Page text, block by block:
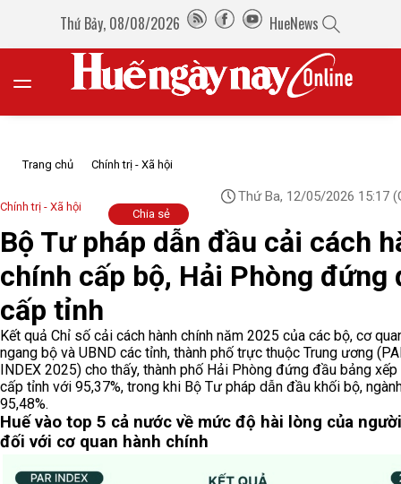
Thứ Bảy, 08/08/2026 HueNews
Trang chủ Chính trị - Xã hội
Chính trị - Xã hội
Thứ Ba, 12/05/2026 15:17
Chia sẻ
Bộ Tư pháp dẫn đầu cải cách
chính cấp bộ, Hải Phòng đứng
cấp tỉnh
Kết quả Chỉ số cải cách hành chính năm 2025 của các bộ, cơ
ngang bộ và UBND các tỉnh, thành phố trực thuộc Trung ương
INDEX 2025) cho thấy, thành phố Hải Phòng đứng đầu bảng xếp
cấp tỉnh với 95,37%, trong khi Bộ Tư pháp dẫn đầu khối bộ,
95,48%.
Huế vào top 5 cả nước về mức độ hài lòng của
đối với cơ quan hành chính